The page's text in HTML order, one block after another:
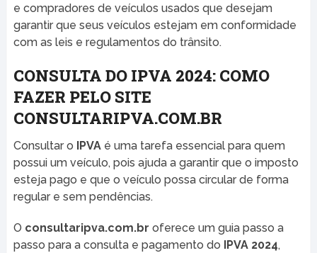
e compradores de veículos usados que desejam
garantir que seus veículos estejam em conformidade
com as leis e regulamentos do trânsito.
CONSULTA DO IPVA 2024: COMO
FAZER PELO SITE
CONSULTARIPVA.COM.BR
Consultar o IPVAé uma tarefa essencial para quem
possui um veículo, pois ajuda a garantir que o imposto
esteja pago e que o veículo possa circular de forma
regular e sem pendências.
O consultaripva.com.br oferece um guia passo a
passo para a consulta e pagamento do IPVA 2024,